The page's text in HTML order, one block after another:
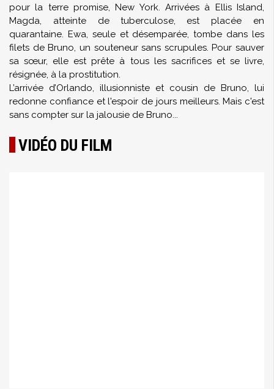
pour la terre promise, New York. Arrivées à Ellis Island,
Magda, atteinte de tuberculose, est placée en
quarantaine. Ewa, seule et désemparée, tombe dans les
filets de Bruno, un souteneur sans scrupules. Pour sauver
sa sœur, elle est prête à tous les sacrifices et se livre,
résignée, à la prostitution.
L’arrivée d’Orlando, illusionniste et cousin de Bruno, lui
redonne confiance et l'espoir de jours meilleurs. Mais c'est
sans compter sur la jalousie de Bruno...
VIDÉO DU FILM